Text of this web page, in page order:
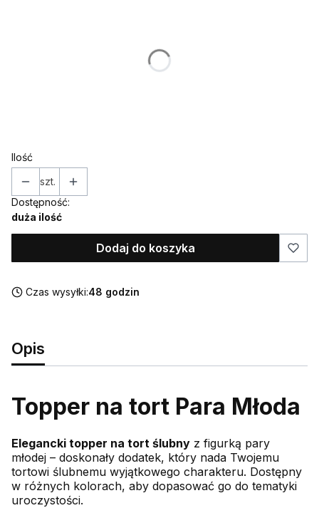
Ilość
szt.
Dostępność:
duża ilość
Dodaj do koszyka
Czas wysyłki:48 godzin
Opis
Topper na tort Para Młoda
Elegancki topper na tort ślubny z figurką pary
młodej – doskonały dodatek, który nada Twojemu
tortowi ślubnemu wyjątkowego charakteru. Dostępny
w różnych kolorach, aby dopasować go do tematyki
uroczystości.